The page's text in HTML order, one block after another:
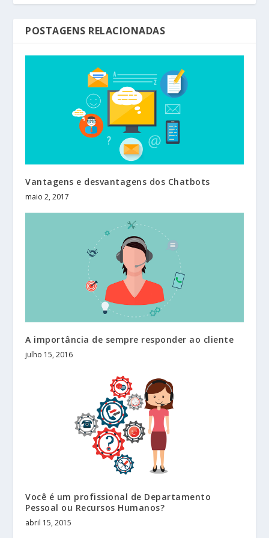
POSTAGENS RELACIONADAS
Vantagens e desvantagens dos Chatbots
maio 2, 2017
A importância de sempre responder ao cliente
julho 15, 2016
Você é um profissional de Departamento
Pessoal ou Recursos Humanos?
abril 15, 2015